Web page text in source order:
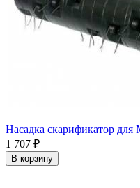
Насадка скарификатор
1 707 ₽
В корзину